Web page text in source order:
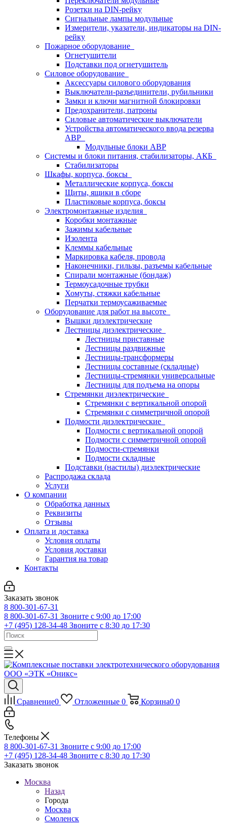
Розетки на DIN-рейку
Сигнальные лампы модульные
Измерители, указатели, индикаторы на DIN-
рейку
Пожарное оборудование
Огнетушители
Подставки под огнетушитель
Силовое оборудование
Аксессуары силового оборудования
Выключатели-разъединители, рубильники
Замки и ключи магнитной блокировки
Предохранители, патроны
Силовые автоматические выключатели
Устройства автоматического ввода резерва
АВР
Модульные блоки АВР
Системы и блоки питания, стабилизаторы, АКБ
Стабилизаторы
Шкафы, корпуса, боксы
Металлические корпуса, боксы
Щиты, ящики в сборе
Пластиковые корпуса, боксы
Электромонтажные изделия
Коробки монтажные
Зажимы кабельные
Изолента
Клеммы кабельные
Маркировка кабеля, провода
Наконечники, гильзы, разъемы кабельные
Спирали монтажные (бондаж)
Термоусадочные трубки
Хомуты, стяжки кабельные
Перчатки термоусаживаемые
Оборудование для работ на высоте
Вышки диэлектрические
Лестницы диэлектрические
Лестницы приставные
Лестницы раздвижные
Лестницы-трансформеры
Лестницы составные (складные)
Лестницы-стремянки универсальные
Лестницы для подъема на опоры
Стремянки диэлектрические
Стремянки с вертикальной опорой
Стремянки с симметричной опорой
Подмости диэлектрические
Подмости с вертикальной опорой
Подмости с симметричной опорой
Подмости-стремянки
Подмости складные
Подставки (настилы) диэлектрические
Распродажа склада
Услуги
О компании
Обработка данных
Реквизиты
Отзывы
Оплата и доставка
Условия оплаты
Условия доставки
Гарантия на товар
Контакты
Заказать звонок
8 800-301-67-31
8 800-301-67-31 Звоните с 9:00 до 17:00
+7 (495) 128-34-48 Звоните с 8:30 до 17:30
Сравнение0 Отложенные 0 Корзина0 0
Телефоны
8 800-301-67-31 Звоните с 9:00 до 17:00
+7 (495) 128-34-48 Звоните с 8:30 до 17:30
Заказать звонок
Москва
Назад
Города
Москва
Смоленск